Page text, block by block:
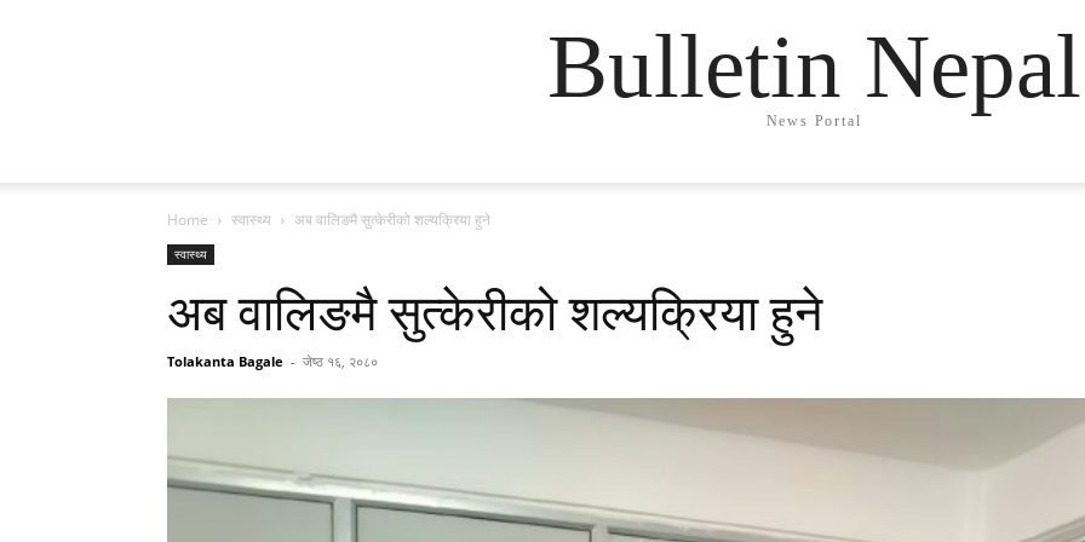
Bulletin Nepal
News Portal
Home स्वास्थ्य अब वालिङमै सुत्केरीको शल्यक्रिया हुने
स्वास्थ्य
अब वालिङमै सुत्केरीको शल्यक्रिया हुने
Tolakanta Bagale - जेष्ठ १६, २०८०